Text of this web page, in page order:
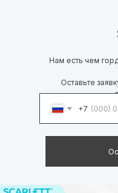
Нам есть чем
Оставьте
+7